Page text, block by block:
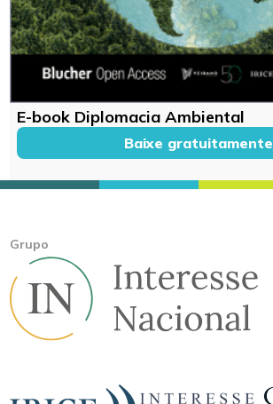
E-book Diplomacia Ambiental
Baixe gratuitamente
Grupo